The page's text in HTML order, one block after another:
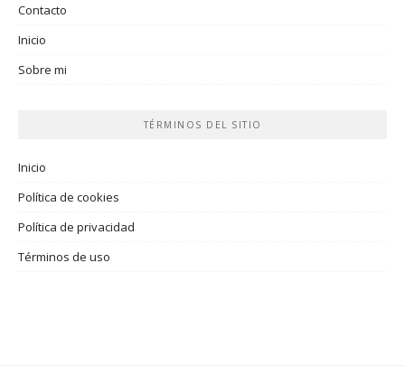
Contacto
Inicio
Sobre mi
TÉRMINOS DEL SITIO
Inicio
Política de cookies
Política de privacidad
Términos de uso